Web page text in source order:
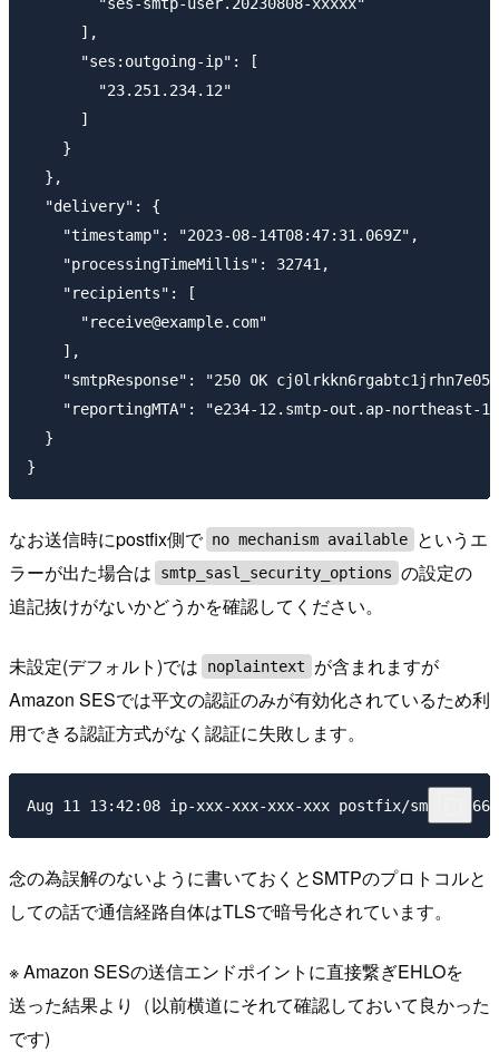
        "ses-smtp-user.20230808-xxxxx"
      ],
      "ses:outgoing-ip": [
        "23.251.234.12"
      ]
    }
  },
  "delivery": {
    "timestamp": "2023-08-14T08:47:31.069Z",
    "processingTimeMillis": 32741,
    "recipients": [
      "receive@example.com"
    ],
"smtpResponse": "250 OK
"reportingMTA": "e234-12.smtp-out.ap-northeast-
  }
なお送信時にpostfix側で no mechanism available
というエ
ラーが出た場合は
smtp_sasl_security_options の設定の
追記抜けがないかどうかを確認してください。
未設定(デフォルト)では noplaintext
が含まれますが
Amazon SESでは平文の認証のみが有効化されているため利
用できる認証方式がなく認証に失敗します。
念の為誤解のないように書いておくとSMTPのプロトコルと
しての話で通信経路自体はTLSで暗号化されています。
※ Amazon SESの送信エンドポイントに直接繋ぎEHLOを
送った結果より（以前横道にそれて確認しておいて良かった
です)